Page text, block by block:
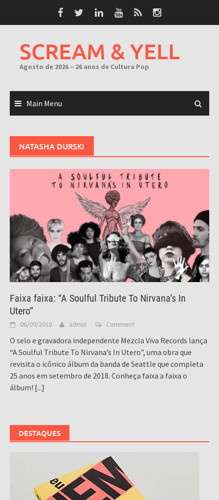
SCREAM & YELL
Agosto de 2026 – 26 anos de Cultura Pop
Main Menu
NATASHA DURSKI
Faixa faixa: “A Soulful Tribute To Nirvana’s In
Utero”
06/09/2018 admin Comment
O selo e gravadora independente Mezcla Viva Records lança
“A Soulful Tribute To Nirvana’s In Utero”, uma obra que
revisita o icônico álbum da banda de Seattle que completa
25 anos em setembro de 2018. Conheça faixa a faixa o
álbum! [...]
DESTAQUES